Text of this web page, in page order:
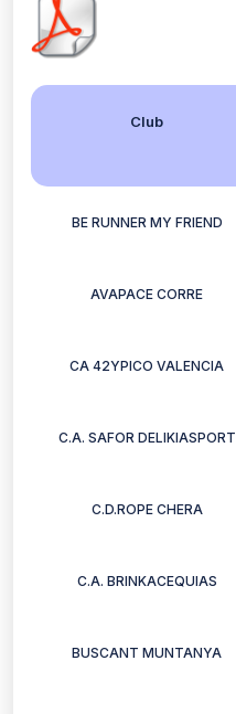
Club
BE RUNNER MY FRIEND
AVAPACE CORRE
CA 42YPICO VALENCIA
C.A. SAFOR DELIKIASPORT
C.D.ROPE CHERA
C.A. BRINKACEQUIAS
BUSCANT MUNTANYA